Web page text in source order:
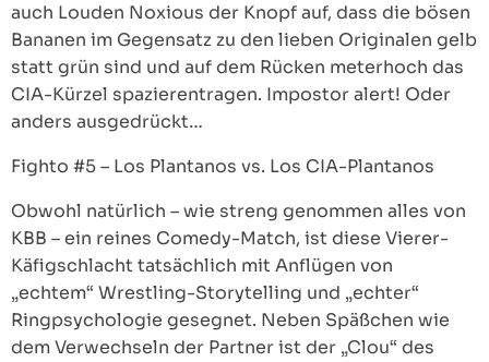
auch Louden Noxious der Knopf auf, dass die bösen
Bananen im Gegensatz zu den lieben Originalen gelb
statt grün sind und auf dem Rücken meterhoch das
CIA-Kürzel spazierentragen. Impostor alert! Oder
anders ausgedrückt…
Fighto #5 – Los Plantanos vs. Los CIA-Plantanos
Obwohl natürlich – wie streng genommen alles von
KBB – ein reines Comedy-Match, ist diese Vierer-
Käfigschlacht tatsächlich mit Anflügen von
„echtem“ Wrestling-Storytelling und „echter“
Ringpsychologie gesegnet. Neben Späßchen wie
dem Verwechseln der Partner ist der „Clou“ des